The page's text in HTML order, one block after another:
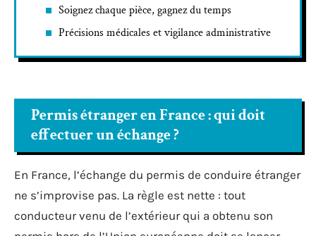
Soignez chaque pièce, gagnez du temps
Précisions médicales et vigilance administrative
Permis étranger en France : qui doit
effectuer un échange ?
En France, l’échange du permis de conduire étranger
ne s’improvise pas. La règle est nette : tout
conducteur venu de l’extérieur qui a obtenu son